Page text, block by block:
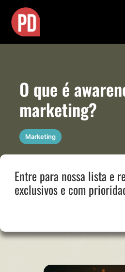
O que é
marketing?
Marketing
Entre para nossa lista e
exclusivos e com